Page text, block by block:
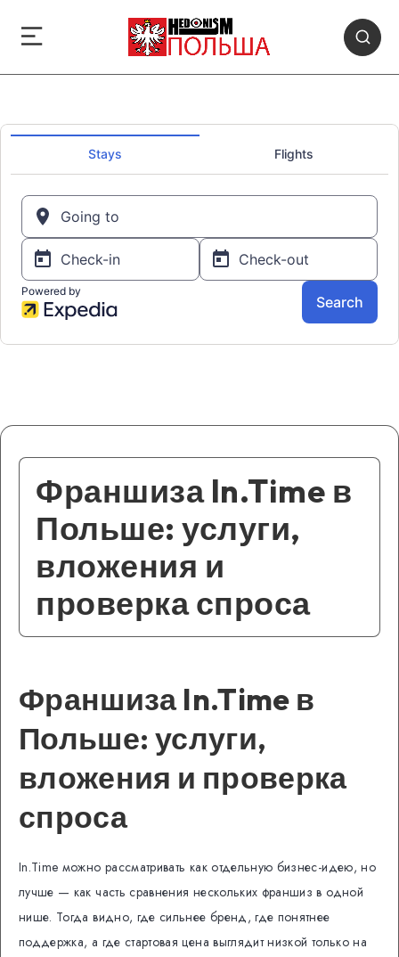
Франшиза In.Time в
Польше: услуги,
вложения и
проверка спроса
Франшиза In.Time в
Польше: услуги,
вложения и проверка
спроса
In.Time можно рассматривать как отдельную бизнес-идею, но
лучше — как часть сравнения нескольких франшиз в одной
нише. Тогда видно, где сильнее бренд, где понятнее
поддержка, а где стартовая цена выглядит низкой только на